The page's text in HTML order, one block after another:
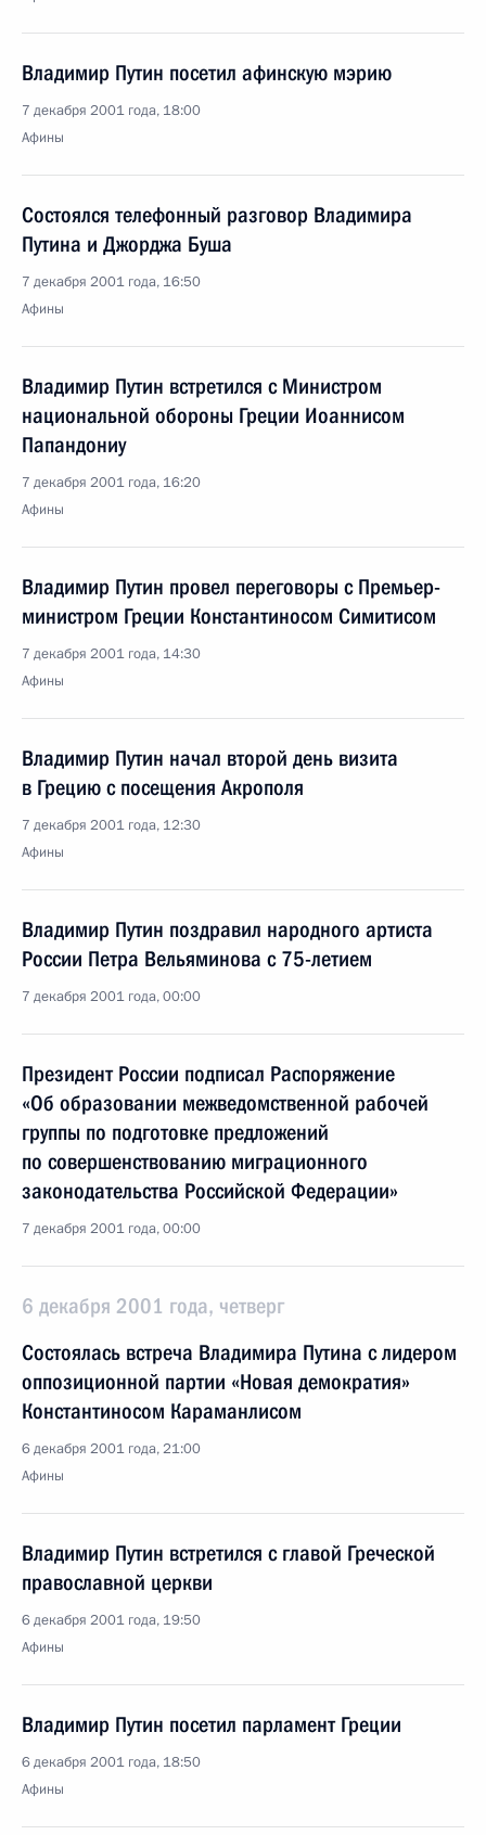
Владимир Путин посетил афинскую мэрию
7 декабря 2001 года, 18:00
Афины
Состоялся телефонный разговор Владимира
Путина и Джорджа Буша
7 декабря 2001 года, 16:50
Афины
Владимир Путин встретился с Министром
национальной обороны Греции Иоаннисом
Папандониу
7 декабря 2001 года, 16:20
Афины
Владимир Путин провел переговоры с Премьер-
министром Греции Константиносом Симитисом
7 декабря 2001 года, 14:30
Афины
Владимир Путин начал второй день визита
в Грецию с посещения Акрополя
7 декабря 2001 года, 12:30
Афины
Владимир Путин поздравил народного артиста
России Петра Вельяминова с 75-летием
7 декабря 2001 года, 00:00
Президент России подписал Распоряжение
«Об образовании межведомственной рабочей
группы по подготовке предложений
по совершенствованию миграционного
законодательства Российской Федерации»
7 декабря 2001 года, 00:00
6 декабря 2001 года, четверг
Состоялась встреча Владимира Путина с лидером
оппозиционной партии «Новая демократия»
Константиносом Караманлисом
6 декабря 2001 года, 21:00
Афины
Владимир Путин встретился с главой Греческой
православной церкви
6 декабря 2001 года, 19:50
Афины
Владимир Путин посетил парламент Греции
6 декабря 2001 года, 18:50
Афины